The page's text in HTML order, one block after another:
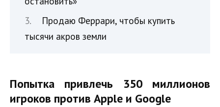
Продаю Феррари, чтобы купить
тысячи акров земли
Попытка привлечь 350 миллионов
игроков против Apple и Google